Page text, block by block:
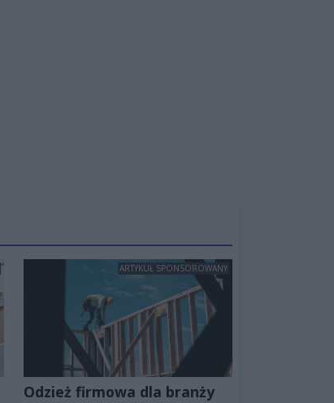
ARTYKUŁ SPONSOROWANY
Odzież firmowa dla branży